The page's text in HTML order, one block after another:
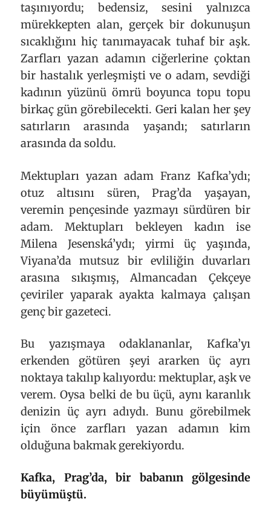
taşınıyordu; bedensiz, sesini yalnızca
mürekkepten alan, gerçek bir dokunuşun
sıcaklığını hiç tanımayacak tuhaf bir aşk.
Zarfları yazan adamın ciğerlerine çoktan
bir hastalık yerleşmişti ve o adam, sevdiği
kadının yüzünü ömrü boyunca topu topu
birkaç gün görebilecekti. Geri kalan her şey
satırların arasında yaşandı; satırların
arasında da soldu.
Mektupları yazan adam Franz Kafka’ydı;
otuz altısını süren, Prag’da yaşayan,
veremin pençesinde yazmayı sürdüren bir
adam. Mektupları bekleyen kadın ise
Milena Jesenská’ydı; yirmi üç yaşında,
Viyana’da mutsuz bir evliliğin duvarları
arasına sıkışmış, Almancadan Çekçeye
çeviriler yaparak ayakta kalmaya çalışan
genç bir gazeteci.
Bu yazışmaya odaklananlar, Kafka’yı
erkenden götüren şeyi ararken üç ayrı
noktaya takılıp kalıyordu: mektuplar, aşk ve
verem. Oysa belki de bu üçü, aynı karanlık
denizin üç ayrı adıydı. Bunu görebilmek
için önce zarfları yazan adamın kim
olduğuna bakmak gerekiyordu.
Kafka, Prag’da, bir babanın gölgesinde
büyümüştü.